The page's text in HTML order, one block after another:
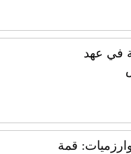
في عهد
قمة